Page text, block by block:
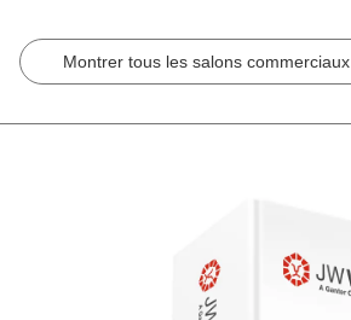
Montrer tous les salons commerciaux